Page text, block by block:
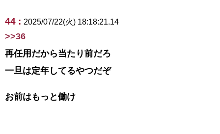
44 : 2025/07/22(火) 18:18:21.14
>>36
再任用だから当たり前だろ
一旦は定年してるやつだぞ
お前はもっと働け